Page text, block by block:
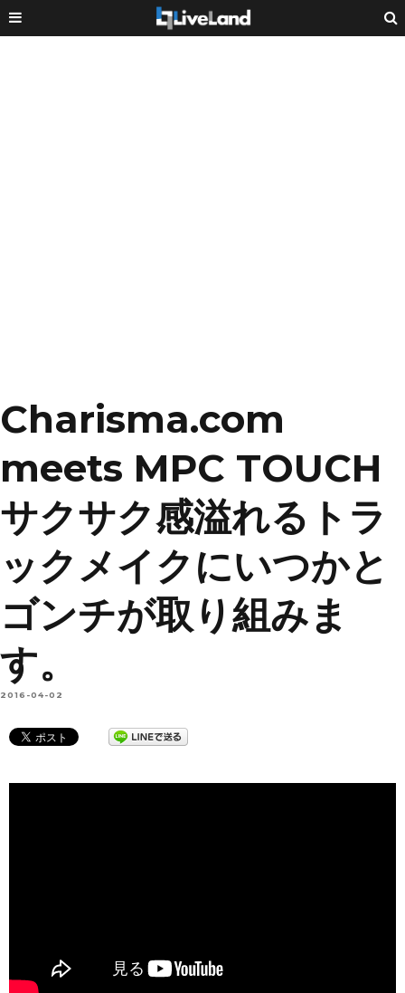
Charisma.com
meets MPC TOUCH
サクサク感溢れるトラ
ックメイクにいつかと
ゴンチが取り組みま
す。
2016-04-02